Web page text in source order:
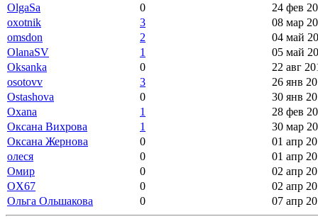
OlgaSa
0
24 фев
oxotnik
3
08 мар
omsdon
2
04 май
OlanaSV
1
05 май
Oksanka
0
22 авг
osotovv
3
26 янв
Ostashova
0
30 янв
Oxana
1
28 фев
Оксана Вихрова
1
30 мар
Оксана Жернова
0
01 апр
олеся
0
01 апр
Омир
0
02 апр
OX67
0
02 апр
Ольга Ольшакова
0 07 апр